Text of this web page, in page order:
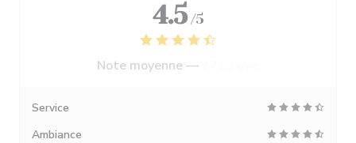
4.5 /5
Note moyenne —
Service
Ambiance